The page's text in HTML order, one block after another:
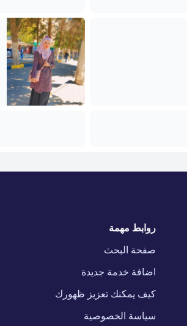
روابط مهمة
صفحة البحث
اضافة خدمة جديدة
كيف يمكنك تعزيز ظهورك
سياسة الخصوصية